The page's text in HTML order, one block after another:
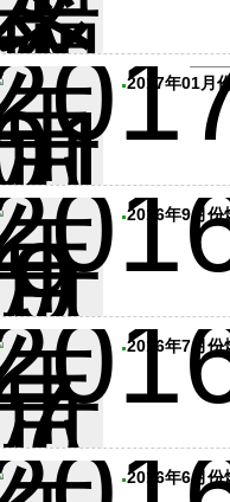
2017年01月
2016年9月份
2016年7月份
2016年6月份